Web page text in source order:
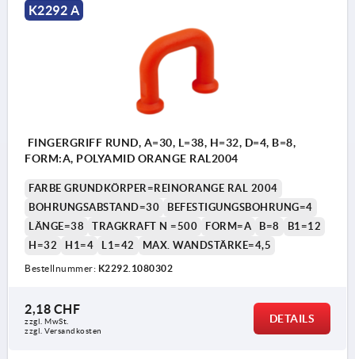
K2292 A
FINGERGRIFF RUND, A=30, L=38, H=32, D=4, B=8,
FORM:A, POLYAMID ORANGE RAL2004
FARBE GRUNDKÖRPER=REINORANGE RAL 2004
BOHRUNGSABSTAND=30
BEFESTIGUNGSBOHRUNG=4
LÄNGE=38
TRAGKRAFT N =500 FORM=A B=8
B1=12
H=32
H1=4 L1=42 MAX. WANDSTÄRKE=4,5
Bestellnummer: K2292.1080302
2,18 CHF
zzgl. MwSt.
zzgl. Versandkosten
DETAILS